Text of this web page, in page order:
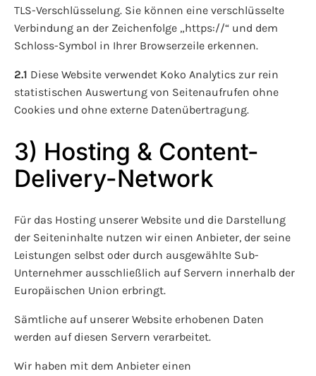
TLS-Verschlüsselung. Sie können eine verschlüsselte
Verbindung an der Zeichenfolge „https://“ und dem
Schloss-Symbol in Ihrer Browserzeile erkennen.
2.1 Diese Website verwendet Koko Analytics zur rein
statistischen Auswertung von Seitenaufrufen ohne
Cookies und ohne externe Datenübertragung.
3) Hosting & Content-
Delivery-Network
Für das Hosting unserer Website und die Darstellung
der Seiteninhalte nutzen wir einen Anbieter, der seine
Leistungen selbst oder durch ausgewählte Sub-
Unternehmer ausschließlich auf Servern innerhalb der
Europäischen Union erbringt.
Sämtliche auf unserer Website erhobenen Daten
werden auf diesen Servern verarbeitet.
Wir haben mit dem Anbieter einen